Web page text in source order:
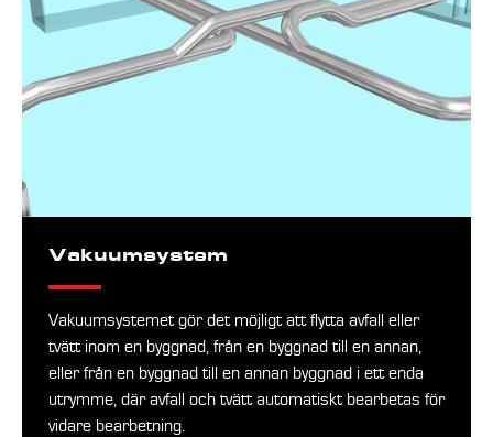
Vakuumsystem
Vakuumsystemet gör det möjligt att flytta avfall eller
tvätt inom en byggnad, från en byggnad till en annan,
eller från en byggnad till en annan byggnad i ett enda
utrymme, där avfall och tvätt automatiskt bearbetas för
vidare bearbetning.